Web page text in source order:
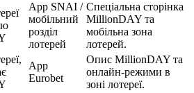
App SNAI /
мобільний
розділ
лотерей
Спеціальна сторінка
MillionDAY та
мобільна зона
лотерей.
App
Eurobet
Опис MillionDAY та
онлайн-режими в
зоні лотереї.